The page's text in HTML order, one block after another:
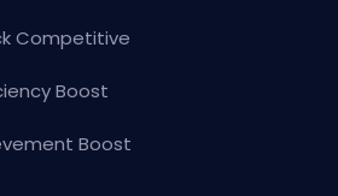
Competitive
Boost
Boost